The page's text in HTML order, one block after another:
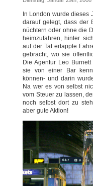
In London wurde dieses
darauf gelegt, dass der
nüchtern oder ohne die
heimzufahren, hinter
auf der Tat ertappte
gebracht, wo sie
Die Agentur Leo
sie von einer Bar
können- und darin
Na wer es von selbst
vom Steuer zu lassen,
noch selbst dort zu
aber gute Aktion!